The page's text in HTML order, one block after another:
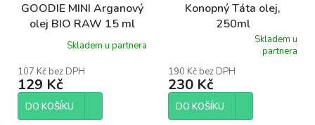
GOODIE MINI Arganový
olej BIO RAW 15 ml
Skladem u partnera
107 Kč bez DPH
129 Kč
DO KOŠÍKU
Konopný Táta olej,
250ml
produktu
je
5,0
5
Skladem u
partnera
190 Kč bez DPH
230 Kč
DO KOŠÍKU